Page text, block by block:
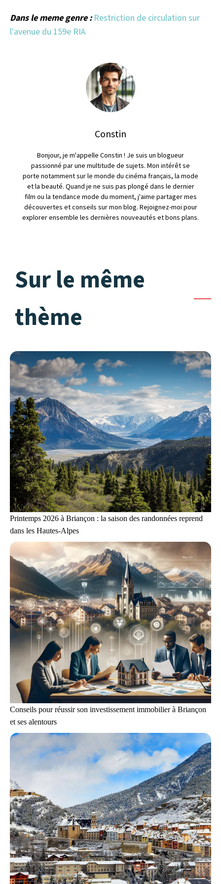
Dans le meme genre :Restriction de circulation sur
l'avenue du 159e RIA
Constin
Bonjour, je m'appelle Constin ! Je suis un blogueur
passionné par une multitude de sujets. Mon intérêt se
porte notamment sur le monde du cinéma français, la mode
et la beauté. Quand je ne suis pas plongé dans le dernier
film ou la tendance mode du moment, j'aime partager mes
découvertes et conseils sur mon blog. Rejoignez-moi pour
explorer ensemble les dernières nouveautés et bons plans.
Sur le même
thème
Printemps 2026 à Briançon : la saison des randonnées reprend
dans les Hautes-Alpes
Conseils pour réussir son investissement immobilier à Briançon
et ses alentours